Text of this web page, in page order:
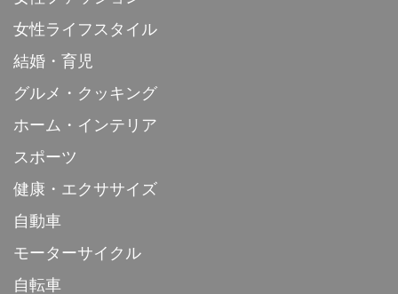
女性ライフスタイル
結婚・育児
グルメ・クッキング
ホーム・インテリア
スポーツ
健康・エクササイズ
自動車
モーターサイクル
自転車